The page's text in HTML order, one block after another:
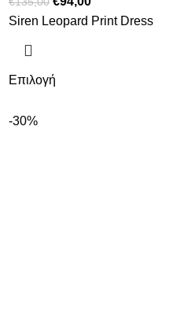
Siren Leopard Print Dress
Επιλογή
-30%